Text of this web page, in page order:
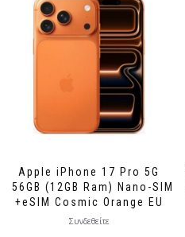
Apple iPhone 17 Pro 5G
256GB (12GB Ram) Nano-SIM
+eSIM Cosmic Orange EU
Συνδεθείτε